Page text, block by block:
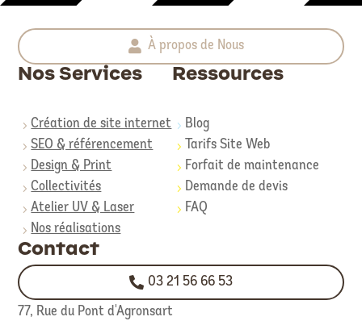
À propos de Nous
Nos Services
5Création de site internet
5SEO & référencement
5Design & Print
5Collectivités
5Atelier UV & Laser
5Nos réalisations
Ressources
5 Blog
5 Tarifs Site Web
5 Forfait de maintenance
5 Demande de devis
5 FAQ
Contact
03 21 56 66 53
77, Rue du Pont d'Agronsart